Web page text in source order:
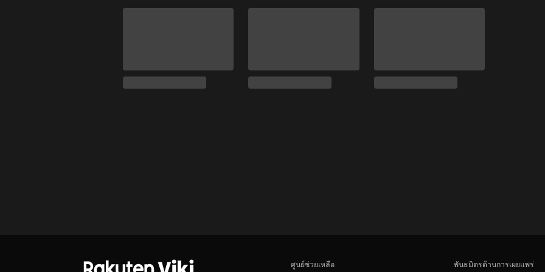
ศูนย์ช่วยเหลือ พันธมิตรด้านการเผยแพร่